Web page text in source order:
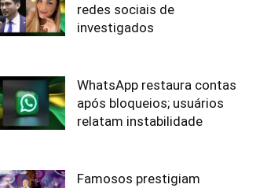
redes sociais de
investigados
WhatsApp restaura contas
após bloqueios; usuários
relatam instabilidade
Famosos prestigiam